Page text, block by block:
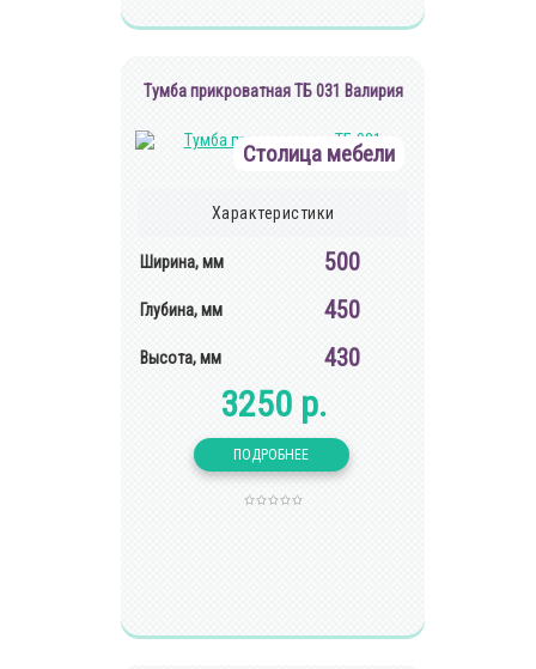
Тумба прикроватная ТБ 031 Валирия
Столица мебели
Характеристики
Ширина, мм 500
Глубина, мм 450
Высота, мм 430
3250 р.